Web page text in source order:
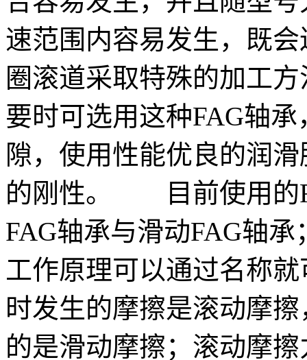
速范围内容易发生，既
圈滚道采取特殊的加工
要时可选用这种FAG轴
隙，使用性能优良的润
的刚性。 目前使用的
FAG轴承与滑动FAG轴
工作原理可以通过名称
时发生的摩擦是滚动摩
的是滑动摩擦；滚动摩